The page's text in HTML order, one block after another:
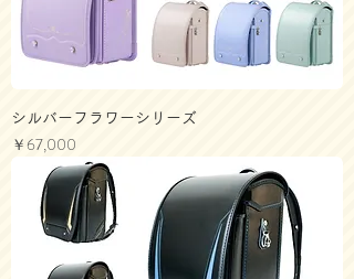
シルバーフラワーシリーズ
価格
￥67,000